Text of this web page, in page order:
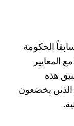
الحكومة
المعايير
هذه
يخضعون